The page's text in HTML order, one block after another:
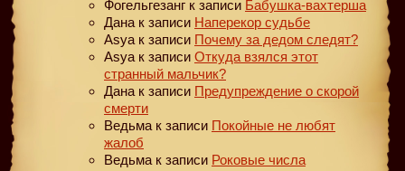
Фогельгезанг к записи Бабушка-вахтерша
Дана к записи Наперекор судьбе
Asya к записи Почему за дедом следят?
Asya к записи Откуда взялся этот
странный мальчик?
Дана к записи Предупреждение о скорой
смерти
Ведьма к записи Покойные не любят
жалоб
Ведьма к записи Роковые числа